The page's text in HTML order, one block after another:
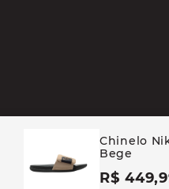
Chinelo
Bege
R$